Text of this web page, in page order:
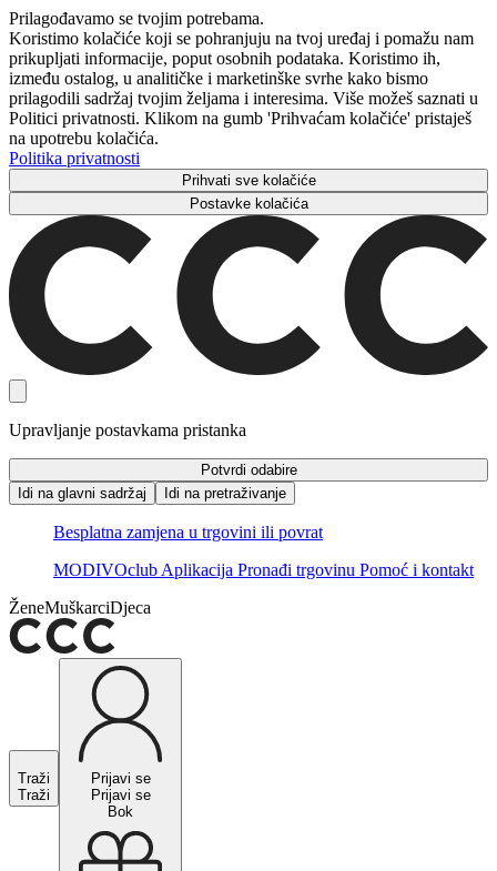
Prilagođavamo se tvojim potrebama.
Koristimo kolačiće koji se pohranjuju na tvoj uređaj i pomažu nam
prikupljati informacije, poput osobnih podataka. Koristimo ih,
između ostalog, u analitičke i marketinške svrhe kako bismo
prilagodili sadržaj tvojim željama i interesima. Više možeš saznati u
Politici privatnosti. Klikom na gumb 'Prihvaćam kolačiće' pristaješ
na upotrebu kolačića.
Politika privatnosti
Prihvati sve kolačiće
Postavke kolačića
Upravljanje postavkama pristanka
Potvrdi odabire
Idi na glavni sadržaj
Idi na pretraživanje
Besplatna zamjena u trgovini ili povrat
MODIVOclub Aplikacija Pronađi trgovinu Pomoć i kontakt
ŽeneMuškarciDjeca
Traži
Traži
Prijavi se
Prijavi se
Bok